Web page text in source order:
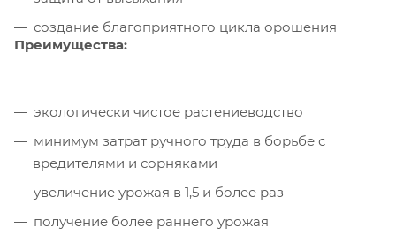
создание благоприятного цикла орошения
Преимущества:
экологически чистое растениеводство
минимум затрат ручного труда в борьбе с
вредителями и сорняками
увеличение урожая в 1,5 и более раз
получение более раннего урожая